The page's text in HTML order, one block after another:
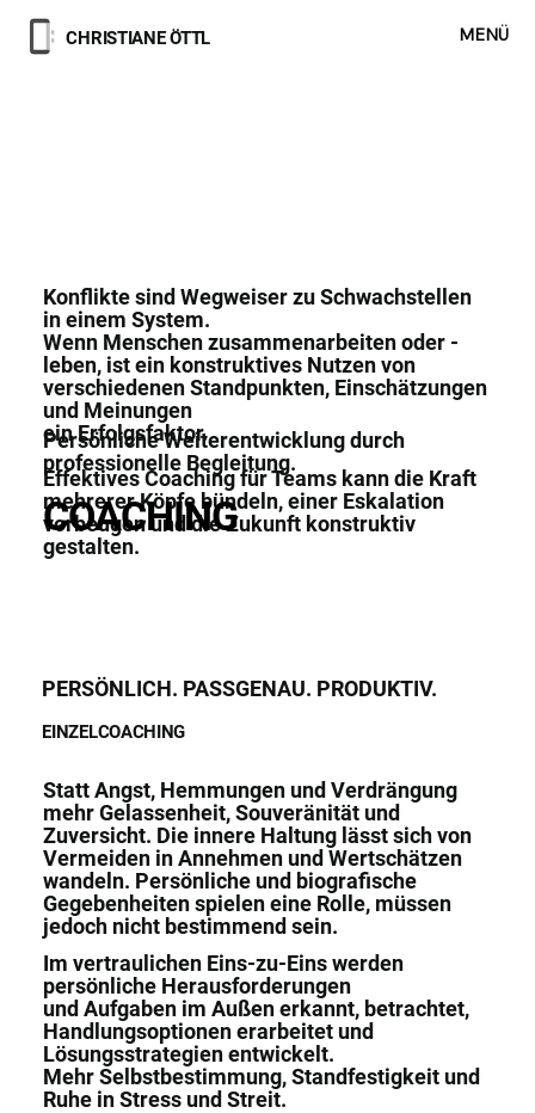
CHRISTIANE ÖTTL MENÜ
Konflikte sind Wegweiser zu Schwachstellen
in einem System.
Wenn Menschen zusammenarbeiten oder -
leben, ist ein konstruktives Nutzen von
verschiedenen Standpunkten, Einschätzungen
und Meinungen
ein Erfolgsfaktor.
Effektives Coaching für Teams kann die Kraft
mehrerer Köpfe bündeln, einer Eskalation
vorbeugen und die Zukunft konstruktiv
gestalten.
Persönliche Weiterentwicklung durch
professionelle Begleitung.
COACHING
PERSÖNLICH. PASSGENAU. PRODUKTIV.
EINZELCOACHING
Statt Angst, Hemmungen und Verdrängung
mehr Gelassenheit, Souveränität und
Zuversicht. Die innere Haltung lässt sich von
Vermeiden in Annehmen und Wertschätzen
wandeln. Persönliche und biografische
Gegebenheiten spielen eine Rolle, müssen
jedoch nicht bestimmend sein.
Im vertraulichen Eins-zu-Eins werden
persönliche Herausforderungen
und Aufgaben im Außen erkannt, betrachtet,
Handlungsoptionen erarbeitet und
Lösungsstrategien entwickelt.
Mehr Selbstbestimmung, Standfestigkeit und
Ruhe in Stress und Streit.